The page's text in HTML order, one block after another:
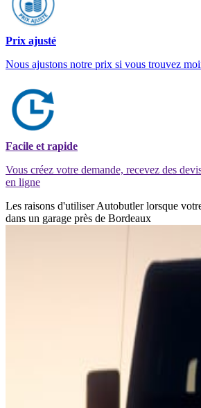
Prix ajusté
Nous ajustons notre prix si vous trouvez
Facile et rapide
Vous créez votre demande, recevez des
en ligne
Les raisons d'utiliser Autobutler lorsque
dans un garage près de Bordeaux